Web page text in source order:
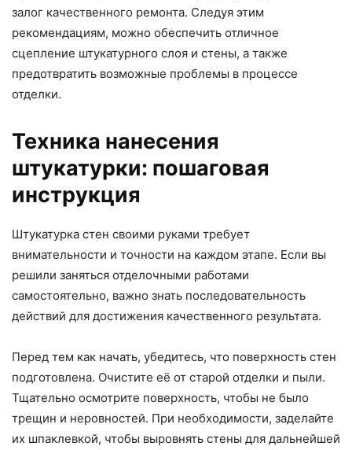
залог качественного ремонта. Следуя этим
рекомендациям, можно обеспечить отличное
сцепление штукатурного слоя и стены, а также
предотвратить возможные проблемы в процессе
отделки.
Техника нанесения
штукатурки: пошаговая
инструкция
Штукатурка стен своими руками требует
внимательности и точности на каждом этапе. Если вы
решили заняться отделочными работами
самостоятельно, важно знать последовательность
действий для достижения качественного результата.
Перед тем как начать, убедитесь, что поверхность стен
подготовлена. Очистите её от старой отделки и пыли.
Тщательно осмотрите поверхность, чтобы не было
трещин и неровностей. При необходимости, заделайте
их шпаклевкой, чтобы выровнять стены для дальнейшей